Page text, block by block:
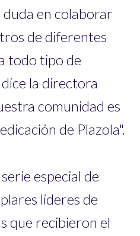
en colaborar
de diferentes
todo tipo de
la directora
comunidad es
de Plazola".
especial de
líderes de
que recibieron el